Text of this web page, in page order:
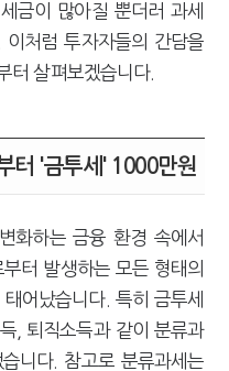
금이 많아질 뿐더러 과세
처럼 투자자들의 간담을
터 살펴보겠습니다.
터 '금투세' 1000만원
화하는 금융 환경 속에서
터 발생하는 모든 형태의
어났습니다. 특히 금투세
, 퇴직소득과 같이 분류과
니다. 참고로 분류과세는